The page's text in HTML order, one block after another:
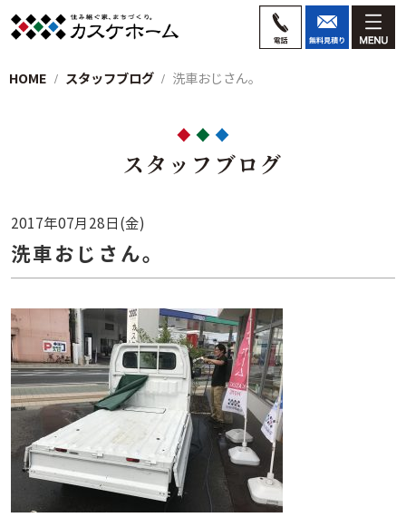
HOME スタッフブログ 洗車おじさん。
スタッフブログ
2017年07月28日(金)
洗車おじさん。